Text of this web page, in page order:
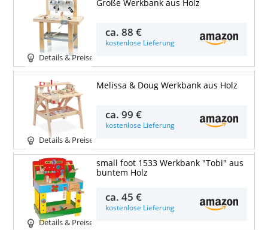
Details & Preise
Große Werkbank aus Holz
ca.88 €
kostenlose Lieferung
Details & Preise
Melissa & Doug Werkbank aus Holz
ca.99 €
kostenlose Lieferung
Details & Preise
small foot 1533 Werkbank "Tobi" aus
buntem Holz
ca.45 €
kostenlose Lieferung